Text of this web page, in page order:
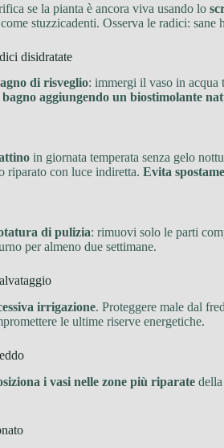
se la pianta è ancora viva usando lo
stuzzicadenti. Osserva le radici:
disidratate
di risveglio: immergi il vaso in acqua
aggiungendo un biostimolante
in giornata temperata senza gelo
riparato con luce indiretta. Evita
di pulizia: rimuovi solo le parti
per almeno due settimane.
irrigazione. Proteggere male dal
le ultime riserve energetiche.
i vasi nelle zone più riparate